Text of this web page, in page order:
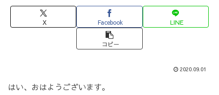
X Facebook LINE
コピー
2020.09.01
はい、おはようございます。